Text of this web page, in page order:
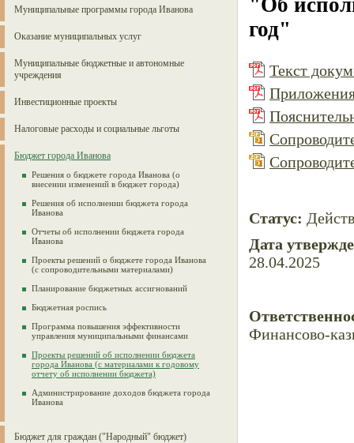
Муниципальные программы города Иванова
Оказание муниципальных услуг
Муниципальные бюджетные и автономные
учреждения
Инвестиционные проекты
Налоговые расходы и социальные льготы
Бюджет города Иванова
Решения о бюджете города Иванова (о
внесении изменений в бюджет города)
Решения об исполнении бюджета города
Иванова
Отчеты об исполнении бюджета города
Иванова
Проекты решений о бюджете города Иванова
(с сопроводительными материалами)
Планирование бюджетных ассигнований
Бюджетная роспись
Программа повышения эффективности
управления муниципальными финансами
Проекты решений об исполнении бюджета
города Иванова (с материалами к годовому
отчету об исполнении бюджета)
Администрирование доходов бюджета города
Иванова
Бюджет для граждан ("Народный" бюджет)
"Об
год"
Текст
Статус:
Дата
28.04.2025
Финансово-